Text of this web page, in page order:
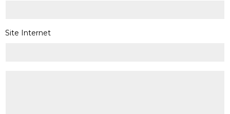
Site Internet